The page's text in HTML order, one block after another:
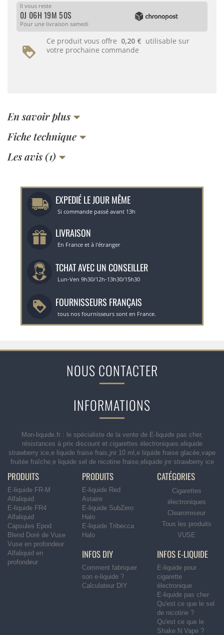
Il vous reste
0J 06H 19M 50S
Pour une livraison samedi
Ce produit vous offre 0,20 € utilisable sur
votre prochaine commande
En savoir plus
Fiche technique
Les avis (1)
EXPEDIÉ LE JOUR MÊME
Si commande passé avant 13h
LIVRAISON
En France et à l'étranger
TCHAT AVEC UN CONSEILLER
Lun-Ven 9h30/12h-13h30/15h30
FOURNISSEURS FRANÇAIS
tous nos fournisseurs sont en France.
NOUS CONTACTER
INFORMATIONS
Mon-liquide.fr : le spécialiste de la vente de E-liquide pas cher,
résistances à prix discount et cigarettes électroniques.eliquide
strawberry ice,e liquide fraise frais,jnr 10 ml,e liquide fraise glacée,vape
fruitée fraîche,e liquide sel de nicotine fraise,eliquide jnr strawberry ice
PRODUITS
E-liquide FR-M
Alfaliquid
E-liquide FR4
Alfaliquid
Capsules Epod
Blend Doré de Vuse
Vuse en profondeur
Alfaliquid en
profondeur
PRODUITS
E-liquide Red
Astaire
E-liquide SubZero
Halo
E-liquide Tribecca
Halo
CATÉGORIES
Cigarettes
électroniques
Clearomiseur
Tous les produits
VUSE
INFOS DIY
Comment fabriquer
son e-liquide ?
Calculateur DIY
INFOS E-LIQUIDE
E-liquide pour
cigarette
électronique
E-liquide pas cher
Qu'est ce que le sel
de nicotine ?
Qu'est ce que le
Shake N Vape ?